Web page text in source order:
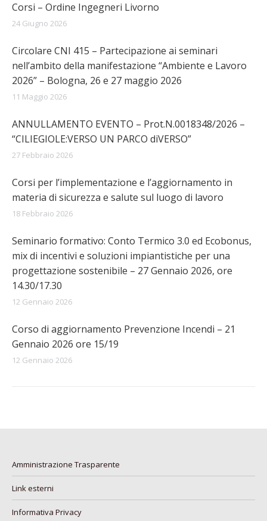
Corsi – Ordine Ingegneri Livorno
24 Giugno 2026
Circolare CNI 415 – Partecipazione ai seminari
nell’ambito della manifestazione “Ambiente e Lavoro
2026” – Bologna, 26 e 27 maggio 2026
11 Maggio 2026
ANNULLAMENTO EVENTO – Prot.N.0018348/2026 –
“CILIEGIOLE:VERSO UN PARCO diVERSO”
27 Febbraio 2026
Corsi per l’implementazione e l’aggiornamento in
materia di sicurezza e salute sul luogo di lavoro
18 Febbraio 2026
Seminario formativo: Conto Termico 3.0 ed Ecobonus,
mix di incentivi e soluzioni impiantistiche per una
progettazione sostenibile – 27 Gennaio 2026, ore
14.30/17.30
12 Gennaio 2026
Corso di aggiornamento Prevenzione Incendi – 21
Gennaio 2026 ore 15/19
12 Gennaio 2026
Amministrazione Trasparente
Link esterni
Informativa Privacy